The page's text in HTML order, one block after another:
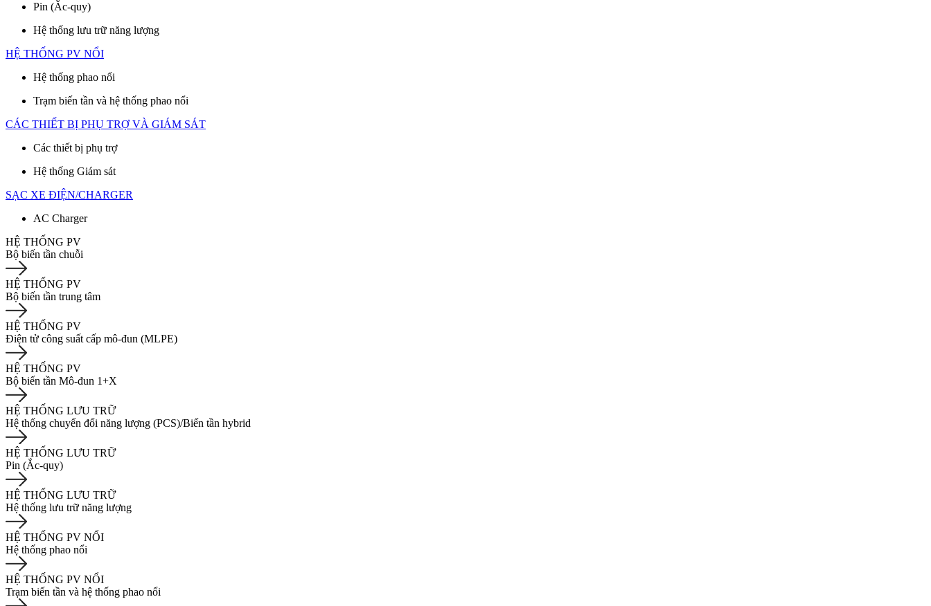
Pin (Ắc-quy)
Hệ thống lưu trữ năng lượng
HỆ THỐNG PV NỔI
Hệ thống phao nổi
Trạm biến tần và hệ thống phao nổi
CÁC THIẾT BỊ PHỤ TRỢ VÀ GIÁM SÁT
Các thiết bị phụ trợ
Hệ thống Giám sát
SẠC XE ĐIỆN/CHARGER
AC Charger
HỆ THỐNG PV
Bộ biến tần chuỗi
HỆ THỐNG PV
Bộ biến tần trung tâm
HỆ THỐNG PV
Điện tử công suất cấp mô-đun (MLPE)
HỆ THỐNG PV
Bộ biến tần Mô-đun 1+X
HỆ THỐNG LƯU TRỮ
Hệ thống chuyển đổi năng lượng (PCS)/Biến tần hybrid
HỆ THỐNG LƯU TRỮ
Pin (Ắc-quy)
HỆ THỐNG LƯU TRỮ
Hệ thống lưu trữ năng lượng
HỆ THỐNG PV NỔI
Hệ thống phao nổi
HỆ THỐNG PV NỔI
Trạm biến tần và hệ thống phao nổi